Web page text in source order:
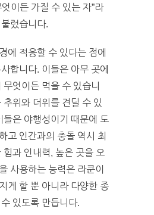
이든 가질 수 있는 자”라
렀습니다.
에 적응할 수 있다는 점에
합니다. 이들은 아무 곳에
엇이든 먹을 수 있습니
추위와 더위를 견딜 수 있
들은 야행성이기 때문에 도
고 인간과의 충돌 역시 최
힘과 인내력, 높은 곳을 오
사용하는 능력은 라쿤이
게 할 뿐 아니라 다양한 종
있도록 만듭니다.